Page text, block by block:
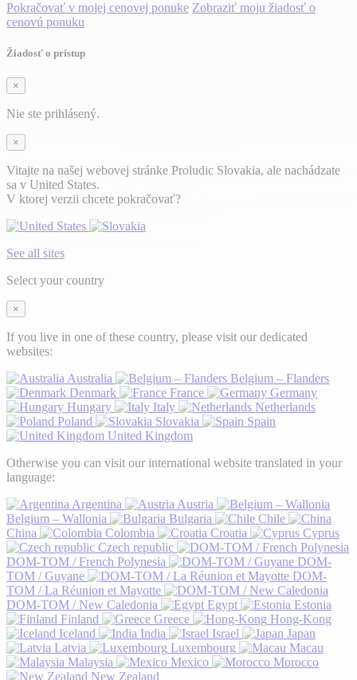
Pokračovať v mojej cenovej ponuke Zobraziť moju žiadosť o
cenovú ponuku
Žiadosť o prístup
×
Nie ste prihlásený.
×
Vitajte na našej webovej stránke Proludic Slovakia, ale nachádzate
sa v United States.
V ktorej verzii chcete pokračovať?
See all sites
Select your country
×
If you live in one of these country, please visit our dedicated
websites:
Australia
Belgium – Flanders
Denmark
France
Germany
Hungary
Italy
Netherlands
Poland
Slovakia
Spain
United Kingdom
Otherwise you can visit our international website translated in your
language:
Argentina
Austria
Belgium – Wallonia
Bulgaria
Chile
China
Colombia Croatia
Cyprus
Czech republic
DOM-TOM / French Polynesia
DOM-
TOM / Guyane
DOM-
TOM / La Réunion et Mayotte
DOM-TOM / New Caledonia
Egypt
Estonia
Finland
Greece
Hong-Kong
Iceland
India Israel
Japan
Latvia
Luxembourg
Macau
Malaysia
Mexico
Morocco
New Zealand